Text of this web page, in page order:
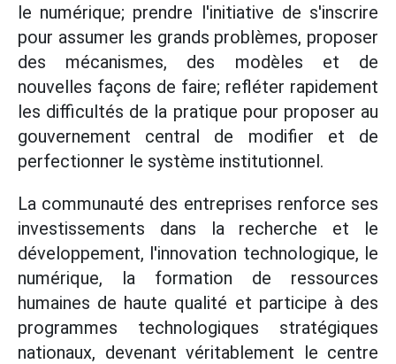
le numérique; prendre l'initiative de s'inscrire
pour assumer les grands problèmes, proposer
des mécanismes, des modèles et de
nouvelles façons de faire; refléter rapidement
les difficultés de la pratique pour proposer au
gouvernement central de modifier et de
perfectionner le système institutionnel.
La communauté des entreprises renforce ses
investissements dans la recherche et le
développement, l'innovation technologique, le
numérique, la formation de ressources
humaines de haute qualité et participe à des
programmes technologiques stratégiques
nationaux, devenant véritablement le centre